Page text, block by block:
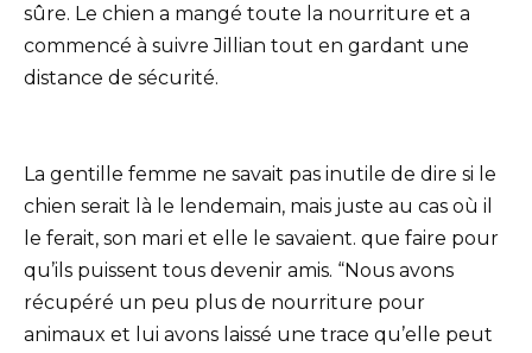
sûre. Le chien a mangé toute la nourriture et a
commencé à suivre Jillian tout en gardant une
distance de sécurité.
La gentille femme ne savait pas inutile de dire si le
chien serait là le lendemain, mais juste au cas où il
le ferait, son mari et elle le savaient. que faire pour
qu’ils puissent tous devenir amis. “Nous avons
récupéré un peu plus de nourriture pour
animaux et lui avons laissé une trace qu’elle peut